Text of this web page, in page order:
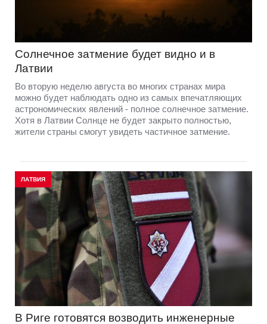
Солнечное затмение будет видно и в
Латвии
Во вторую неделю августа во многих странах мира
можно будет наблюдать одно из самых впечатляющих
астрономических явлений - полное солнечное затмение.
Хотя в Латвии Солнце не будет закрыто полностью,
жители страны смогут увидеть частичное затмение.
ЛАТВИЯ
В Риге готовятся возводить инженерные